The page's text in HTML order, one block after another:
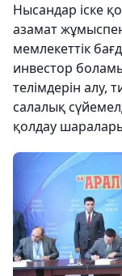
Нысандар іске
азамат
мемлекеттік
инвестор
телімдерін алу,
салалық
қолдау